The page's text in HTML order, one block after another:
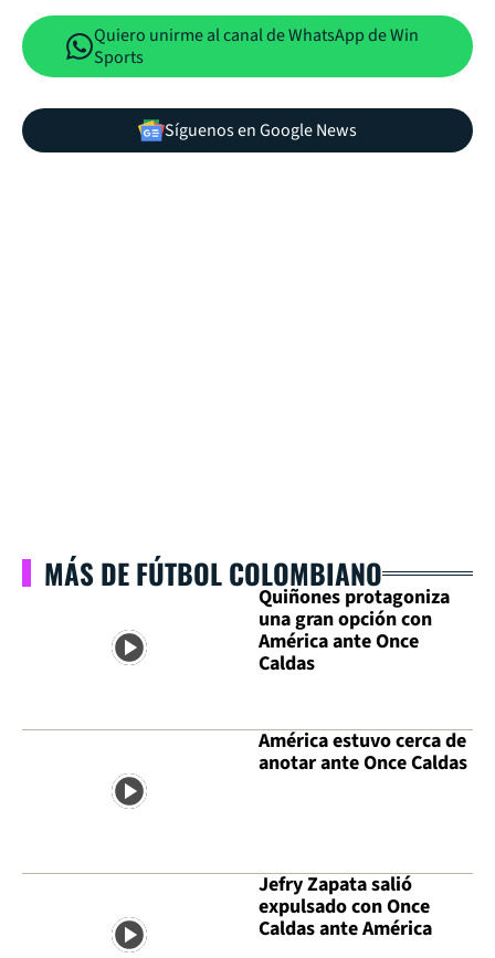
Quiero unirme al canal de WhatsApp de Win
Sports
Síguenos en Google News
MÁS DE FÚTBOL COLOMBIANO
Quiñones protagoniza
una gran opción con
América ante Once
Caldas
América estuvo cerca de
anotar ante Once Caldas
Jefry Zapata salió
expulsado con Once
Caldas ante América